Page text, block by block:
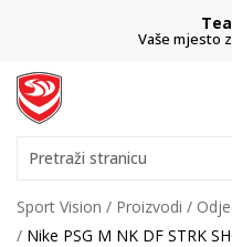
Vaše mjesto
Pretraži stranicu
Sport Vision Proizvodi
Nike PSG M NK DF STRK